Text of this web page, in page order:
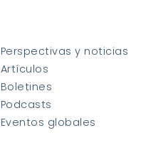
Perspectivas y noticias
Artículos
Boletines
Podcasts
Eventos globales